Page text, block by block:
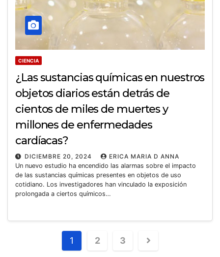
CIENCIA
¿Las sustancias químicas en nuestros
objetos diarios están detrás de
cientos de miles de muertes y
millones de enfermedades
cardíacas?
DICIEMBRE 20, 2024
ERICA MARIA D ANNA
Un nuevo estudio ha encendido las alarmas sobre el impacto
de las sustancias químicas presentes en objetos de uso
cotidiano. Los investigadores han vinculado la exposición
prolongada a ciertos químicos…
1 2 3